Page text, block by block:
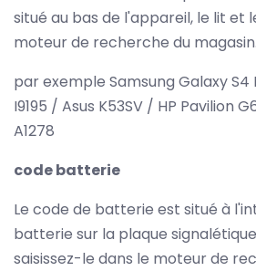
situé au bas de l'appareil, le lit et
moteur de recherche du magasin.
par exemple Samsung Galaxy S4
I9195 / Asus K53SV / HP Pavilion
A1278
code batterie
Le code de batterie est situé à
batterie sur la plaque
saisissez-le dans le moteur de